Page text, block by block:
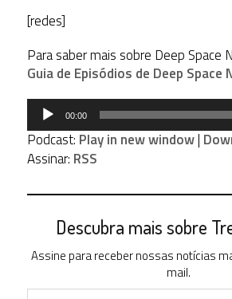
[redes]
Para saber mais sobre Deep Space
Guia de Episódios de Deep Space
Tocador
áudio
00:00
Podcast: Play in new window|
Assinar: RSS
Descubra mais sobre
Assine para receber nossas notícias
mail.
Digite seu e-mail…